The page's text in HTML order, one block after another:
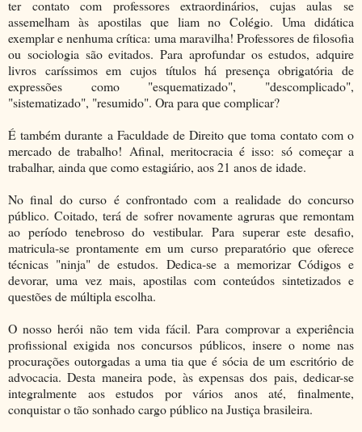
ter contato com professores extraordinários, cujas aulas se
assemelham às apostilas que liam no Colégio. Uma didática
exemplar e nenhuma crítica: uma maravilha! Professores de filosofia
ou sociologia são evitados. Para aprofundar os estudos, adquire
livros caríssimos em cujos títulos há presença obrigatória de
expressões como "esquematizado", "descomplicado",
"sistematizado", "resumido". Ora para que complicar?
É também durante a Faculdade de Direito que toma contato com o
mercado de trabalho! Afinal, meritocracia é isso: só começar a
trabalhar, ainda que como estagiário, aos 21 anos de idade.
No final do curso é confrontado com a realidade do concurso
público. Coitado, terá de sofrer novamente agruras que remontam
ao período tenebroso do vestibular. Para superar este desafio,
matricula-se prontamente em um curso preparatório que oferece
técnicas "ninja" de estudos. Dedica-se a memorizar Códigos e
devorar, uma vez mais, apostilas com conteúdos sintetizados e
questões de múltipla escolha.
O nosso herói não tem vida fácil. Para comprovar a experiência
profissional exigida nos concursos públicos, insere o nome nas
procurações outorgadas a uma tia que é sócia de um escritório de
advocacia. Desta maneira pode, às expensas dos pais, dedicar-se
integralmente aos estudos por vários anos até, finalmente,
conquistar o tão sonhado cargo público na Justiça brasileira.